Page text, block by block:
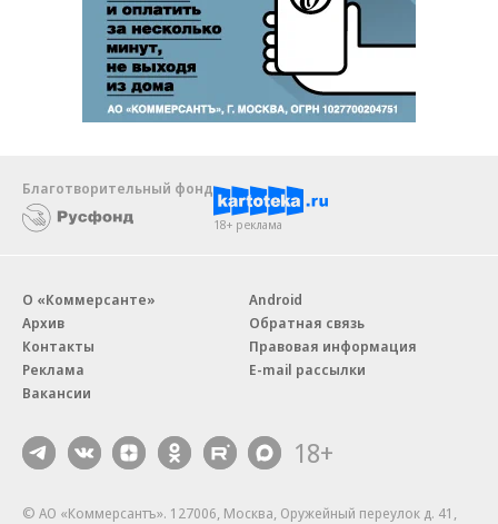
Благотворительный фонд
18+ реклама
О «Коммерсанте»
Архив
Контакты
Реклама
Вакансии
Android
Обратная связь
Правовая информация
E-mail рассылки
18+
© АО «Коммерсантъ». 127006, Москва, Оружейный переулок д. 41,